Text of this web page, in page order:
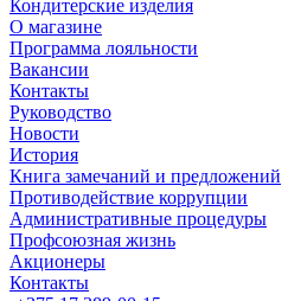
Кондитерские изделия
О магазине
Программа лояльности
Вакансии
Контакты
Руководство
Новости
История
Книга замечаний и предложений
Противодействие коррупции
Административные процедуры
Профсоюзная жизнь
Акционеры
Контакты